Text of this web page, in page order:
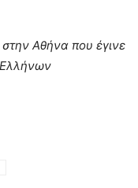
στην Αθήνα που έγινε
Ελλήνων